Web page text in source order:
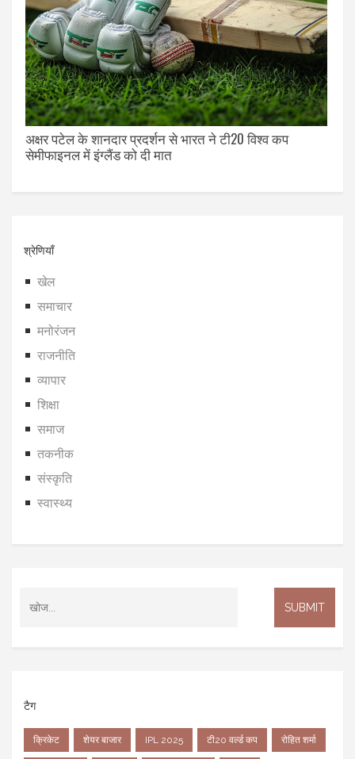
अक्षर पटेल के शानदार प्रदर्शन से भारत ने टी20 विश्व कप
सेमीफाइनल में इंग्लैंड को दी मात
श्रेणियाँ
खेल
समाचार
मनोरंजन
राजनीति
व्यापार
शिक्षा
समाज
तकनीक
संस्कृति
स्वास्थ्य
टैग
क्रिकेट शेयर बाजार IPL 2025 टी20 वर्ल्ड कप रोहित शर्मा